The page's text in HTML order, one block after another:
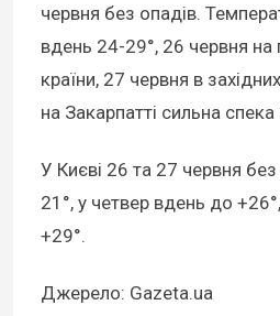
червня без опадів.
вдень 24-29°, 26 червня на
країни, 27 червня в
на Закарпатті сильна
У Києві 26 та 27 червня без
21°, у четвер вдень до
+29°.
Джерело: Gazeta.ua